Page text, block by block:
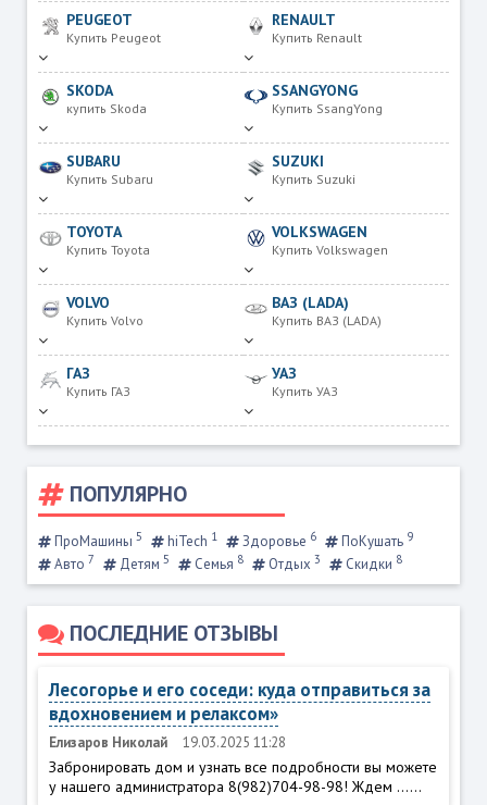
PEUGEOT
Купить Peugeot
RENAULT
Купить Renault
SKODA
купить Skoda
SSANGYONG
Купить SsangYong
SUBARU
Купить Subaru
SUZUKI
Купить Suzuki
TOYOTA
Купить Toyota
VOLKSWAGEN
Купить Volkswagen
VOLVO
Купить Volvo
ВАЗ (LADA)
Купить ВАЗ (LADA)
ГАЗ
Купить ГАЗ
УАЗ
Купить УАЗ
ПОПУЛЯРНО
ПроМашины 5 hiTech 1 Здоровье 6 ПоКушать 9
Авто 7 Детям 5 Семья 8 Отдых 3 Скидки 8
ПОСЛЕДНИЕ ОТЗЫВЫ
Лесогорье и его соседи: куда отправиться за
вдохновением и релаксом»
Елизаров Николай 19.03.2025 11:28
Забронировать дом и узнать все подробности вы можете
у нашего администратора 8(982)704-98-98! Ждем ......